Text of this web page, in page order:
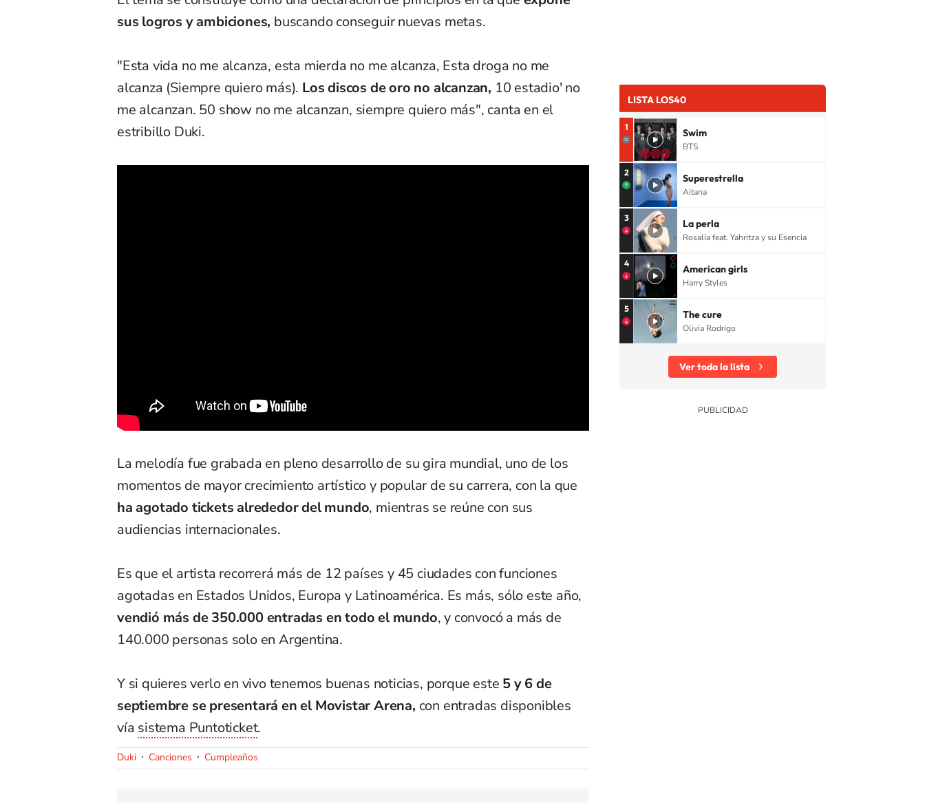
sus logros y ambiciones, buscando conseguir nuevas metas.
"Esta vida no me alcanza, esta mierda no me alcanza, Esta droga no me
alcanza (Siempre quiero más). Los discos dе oro no alcanzan, 10 estadio' no
me alcanzan. 50 show no me alcanzan, siеmpre quiero más", canta en el
estribillo Duki.
La melodía fue grabada en pleno desarrollo de su gira mundial, uno de los
momentos de mayor crecimiento artístico y popular de su carrera, con la que
ha agotado tickets alrededor del mundo, mientras se reúne con sus
audiencias internacionales.
Es que el artista recorrerá más de 12 países y 45 ciudades con funciones
agotadas en Estados Unidos, Europa y Latinoamérica. Es más, sólo este año,
vendió más de 350.000 entradas en todo el mundo,y convocó a más de
140.000 personas solo en Argentina.
Y si quieres verlo en vivo tenemos buenas noticias, porque este 5 y 6 de
septiembre se presentará en el Movistar Arena, con entradas disponibles
vía sistema Puntoticket.
Duki Canciones Cumpleaños
LISTA LOS40
1 Swim
BTS
2 Superestrella
Aitana
3 La perla
Rosalía feat. Yahritza y su Esencia
4 American girls
Harry Styles
5 The cure
Olivia Rodrigo
Ver toda la lista